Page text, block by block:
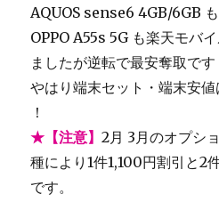
AQUOS sense6 4GB/6GB
OPPO A55s 5G も楽天モバ
ましたが逆転で最安奪取です
やはり端末セット・端末安値
！
★【注意】2月 3月のオプシ
種により1件1,100円割引と2
です。